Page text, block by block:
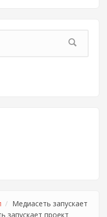
Медиасеть запускает
запускает проект